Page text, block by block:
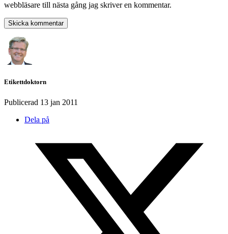
webbläsare till nästa gång jag skriver en kommentar.
Etikettdoktorn
Publicerad 13 jan 2011
Dela på